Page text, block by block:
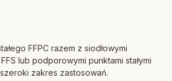
FFPC razem z siodłowymi
lub podporowymi punktami stałymi
zakres zastosowań.